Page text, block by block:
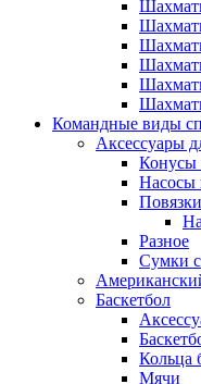
Командные виды
Аксессуары
Конусы
Насосы
Повязки
Разное
Сумки
Баскетбол
Кольца
Мячи